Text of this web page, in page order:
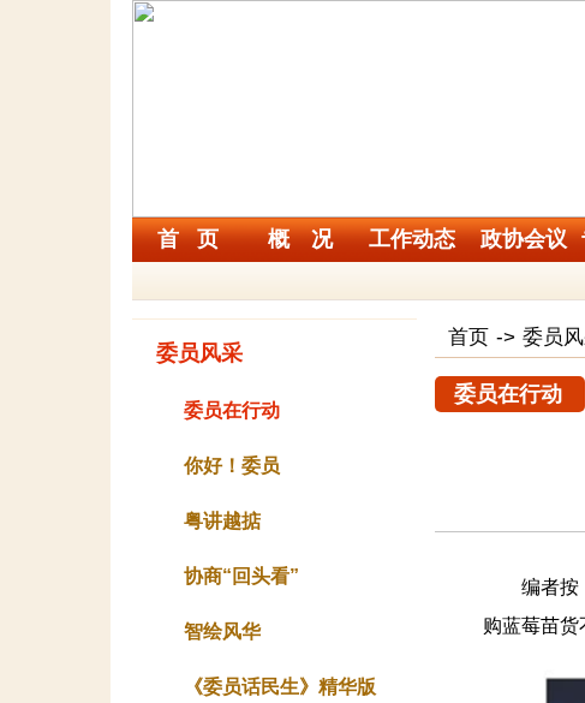
首 页 概 况 工作动态 政协会议
委员风采
委员在行动
你好！委员
粤讲越掂
协商“回头看”
智绘风华
《委员话民生》精华版
首页 -> 委员
委员在行动
编者按：
购蓝莓苗货